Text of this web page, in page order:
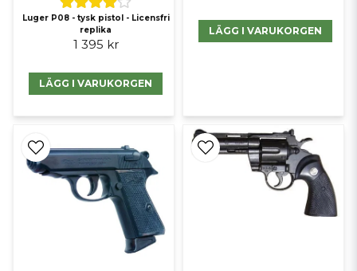
Luger P08 - tysk pistol - Licensfri
replika
1 395 kr
LÄGG I VARUKORGEN
LÄGG I VARUKORGEN